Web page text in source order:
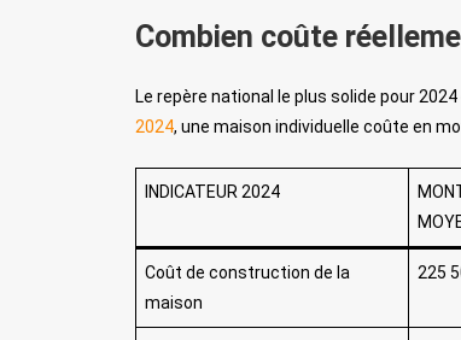
Combien coûte
Le repère national le plus solide pour
2024, une maison individuelle coûte en
INDICATEUR 2024
Coût de construction de la
maison
225